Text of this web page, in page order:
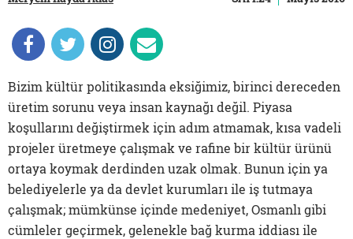
Bizim kültür politikasında eksiğimiz, birinci dereceden
üretim sorunu veya insan kaynağı değil. Piyasa
koşullarını değiştirmek için adım atmamak, kısa vadeli
projeler üretmeye çalışmak ve rafine bir kültür ürünü
ortaya koymak derdinden uzak olmak. Bunun için ya
belediyelerle ya da devlet kurumları ile iş tutmaya
çalışmak; mümkünse içinde medeniyet, Osmanlı gibi
cümleler geçirmek, gelenekle bağ kurma iddiası ile